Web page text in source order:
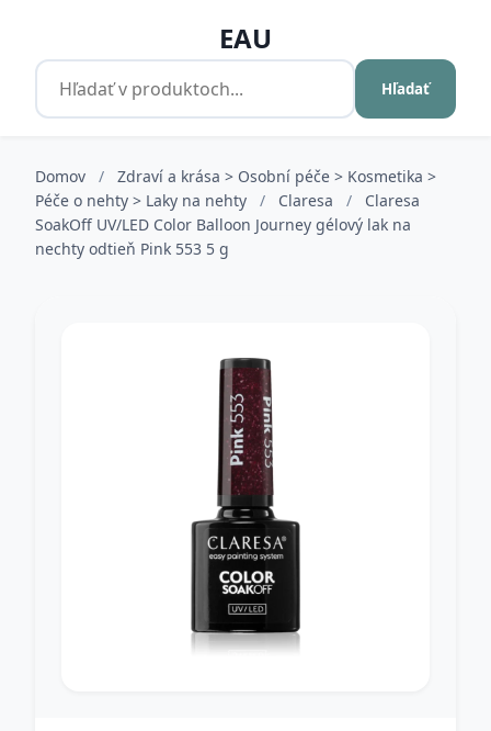
EAU
Hľadať
Domov /
Zdraví a krása > Osobní péče > Kosmetika >
Péče o nehty > Laky na nehty
/ Claresa /
Claresa
SoakOff UV/LED Color Balloon Journey gélový lak na
nechty odtieň Pink 553 5 g